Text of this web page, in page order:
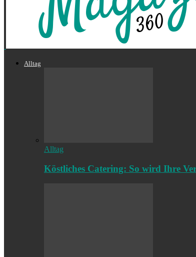
Alltag
Alltag
Köstliches Catering: So wird Ihre